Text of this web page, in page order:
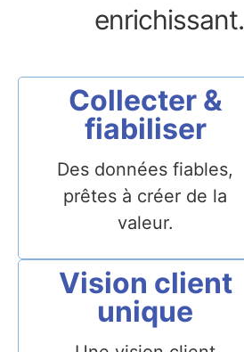
enrichissant.
Collecter &
fiabiliser
Des données fiables,
prêtes à créer de la
valeur.
Vision client
unique